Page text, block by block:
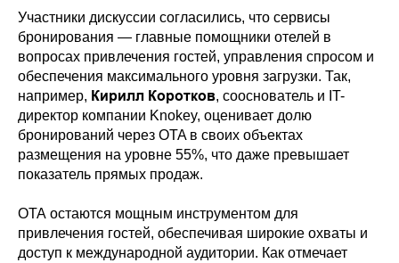
Участники дискуссии согласились, что сервисы
бронирования — главные помощники отелей в
вопросах привлечения гостей, управления спросом и
обеспечения максимального уровня загрузки. Так,
например, Кирилл Коротков, сооснователь и IT-
директор компании Knokey, оценивает долю
бронирований через OTA в своих объектах
размещения на уровне 55%, что даже превышает
показатель прямых продаж.
ОТА остаются мощным инструментом для
привлечения гостей, обеспечивая широкие охваты и
доступ к международной аудитории. Как отмечает